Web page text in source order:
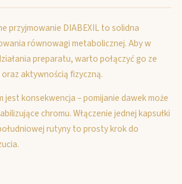
przyjmowanie DIABEXIL to solidna
równowagi metabolicznej. Aby w
preparatu, warto połączyć go ze
aktywnością fizyczną.
jest konsekwencja – pomijanie dawek może
chromu. Włączenie jednej kapsułki
rutyny to prosty krok do